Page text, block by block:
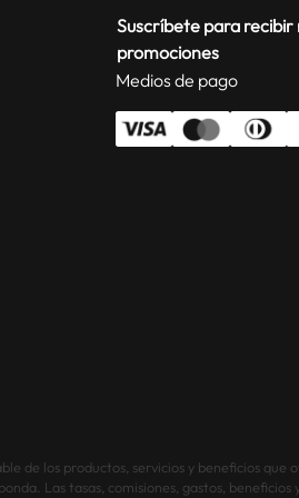
Suscríbete para recibir
promociones
Medios de pago
de los productos, servicios y beneficios que
Las tasas, comisiones, gastos, beneficios